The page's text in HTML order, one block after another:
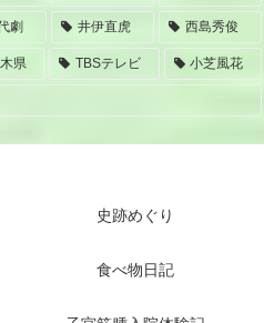
劇 井伊直虎 西島秀俊
県 TBSテレビ 小芝風花
史跡めぐり
食べ物日記